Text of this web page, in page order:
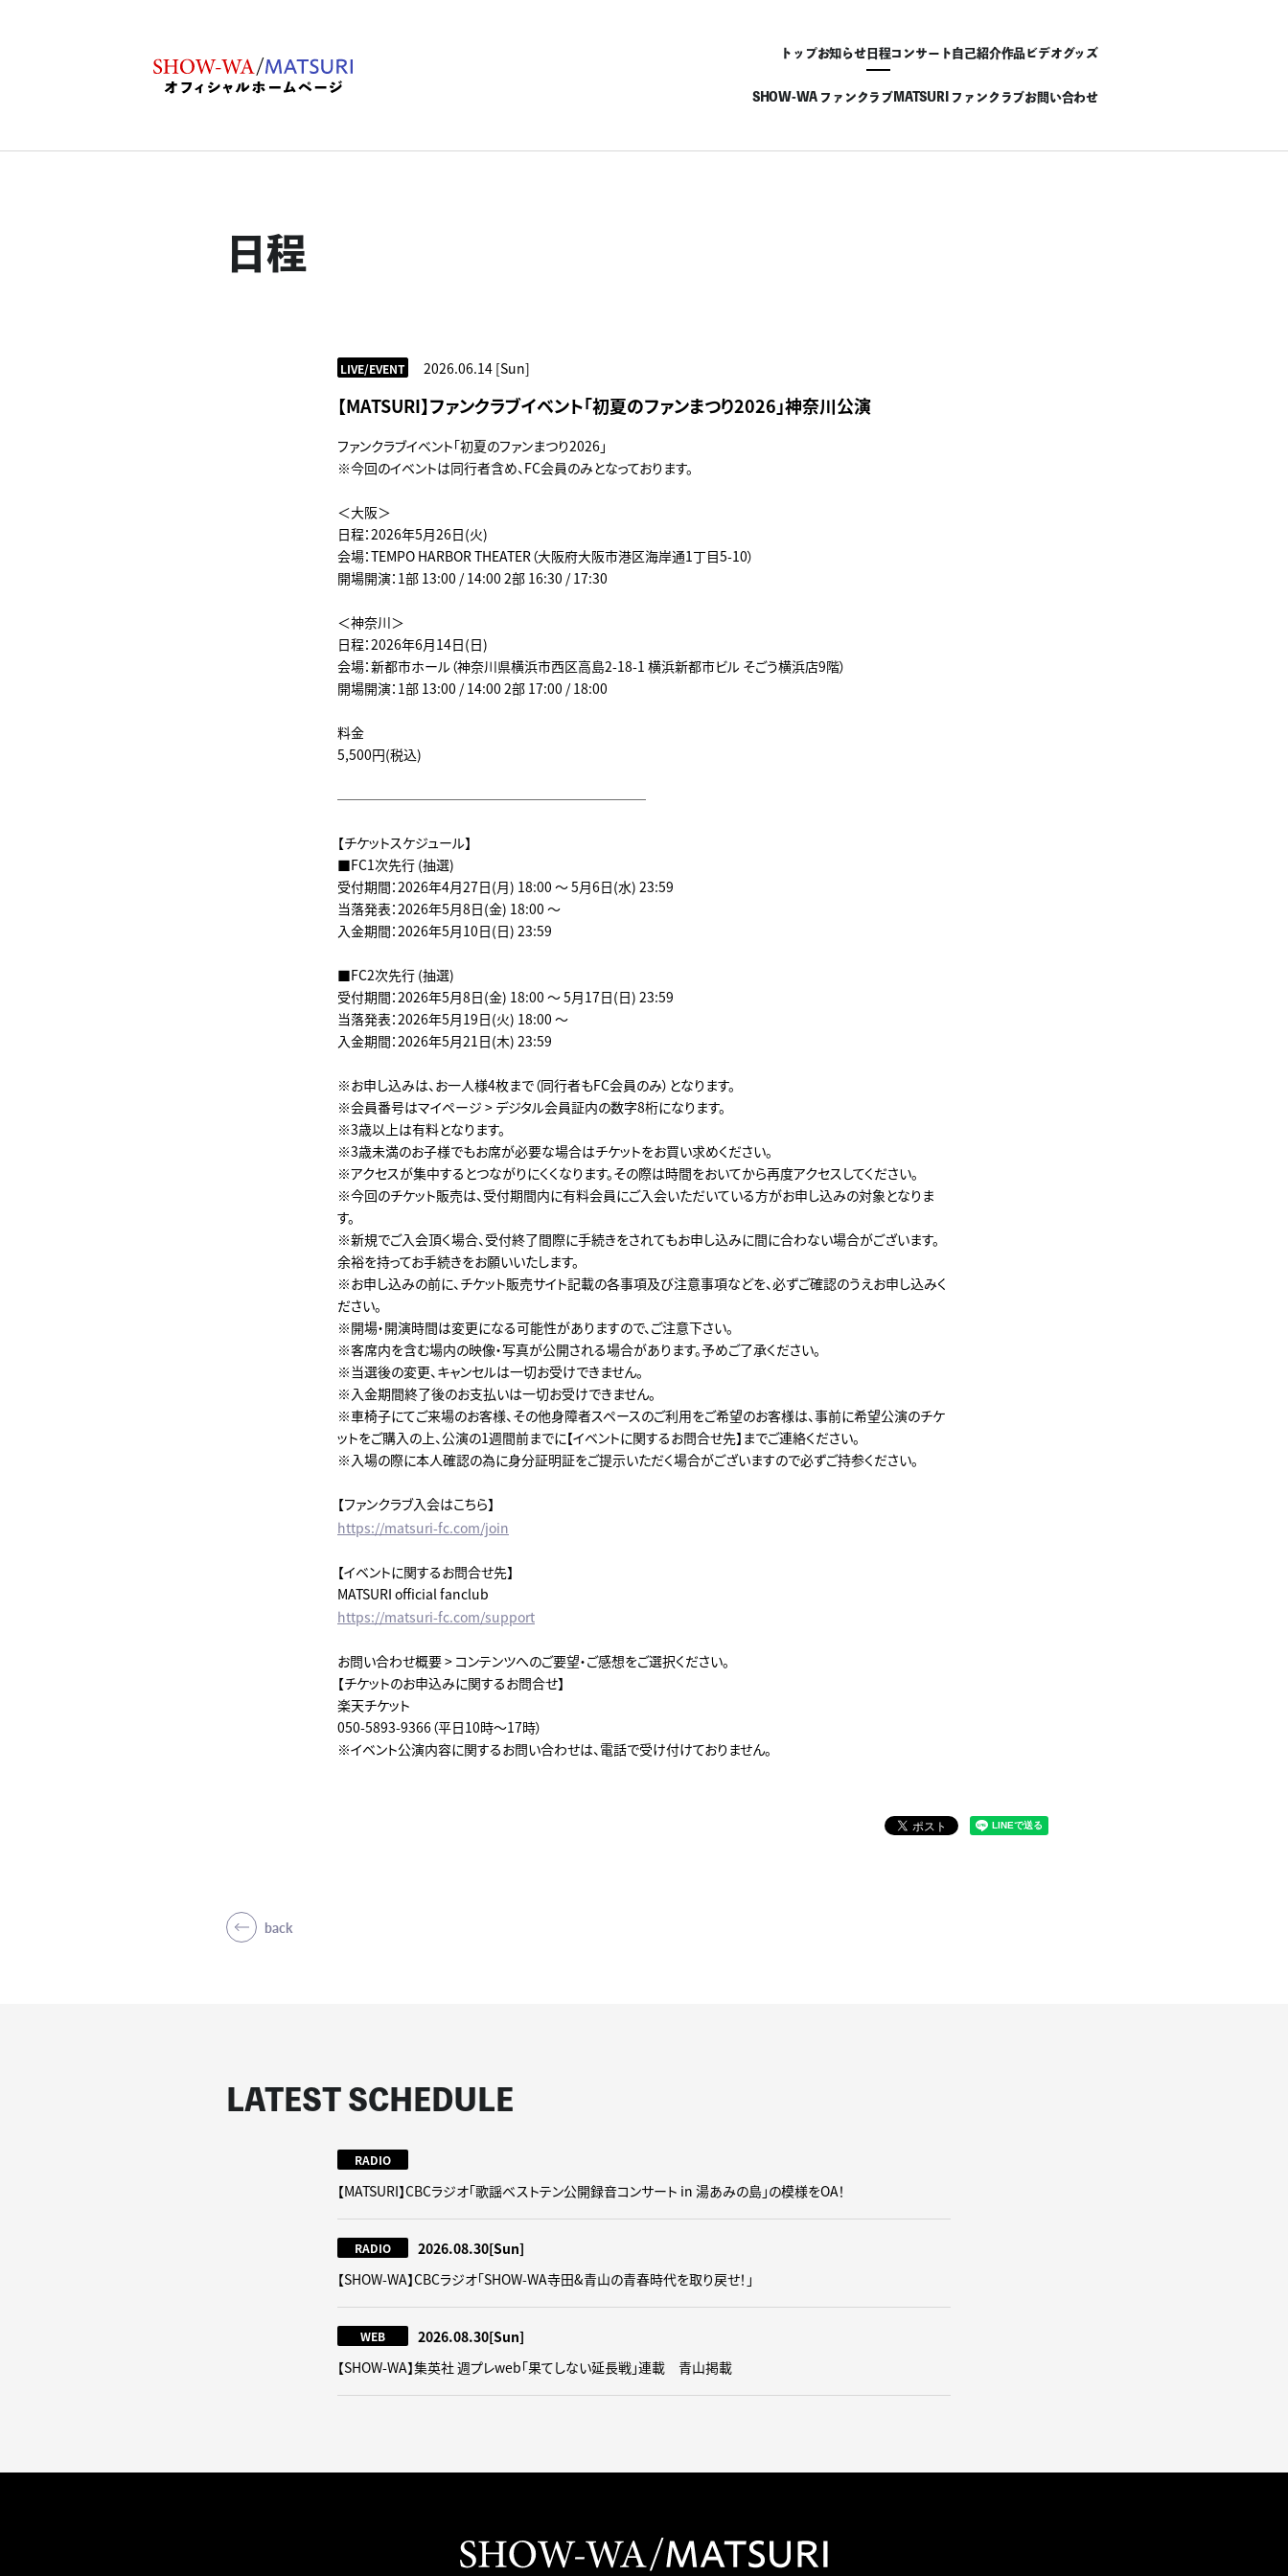
トップお知らせ日程コンサート自己紹介作品ビデオグッズ
SHOW-WA ファンクラブMATSURI ファンクラブお問い合わせ
日程
2026.06.14 [Sun]
LIVE/EVENT
【MATSURI】ファンクラブイベント「初夏のファンまつり2026」神奈川公演
ファンクラブイベント「初夏のファンまつり2026」
※今回のイベントは同行者含め、FC会員のみとなっております。
＜大阪＞
日程：2026年5月26日(火)
会場：TEMPO HARBOR THEATER（大阪府大阪市港区海岸通1丁目5-10）
開場開演：1部 13:00 / 14:00 2部 16:30 / 17:30
＜神奈川＞
日程：2026年6月14日(日)
会場：新都市ホール（神奈川県横浜市西区高島2-18-1 横浜新都市ビル そごう横浜店9階）
開場開演：1部 13:00 / 14:00 2部 17:00 / 18:00
料金
5,500円(税込)
───────────────────────
【チケットスケジュール】
■FC1次先行 (抽選)
受付期間：2026年4月27日(月) 18:00 ～ 5月6日(水) 23:59
当落発表：2026年5月8日(金) 18:00 ～
入金期間：2026年5月10日(日) 23:59
■FC2次先行 (抽選)
受付期間：2026年5月8日(金) 18:00 ～ 5月17日(日) 23:59
当落発表：2026年5月19日(火) 18:00 ～
入金期間：2026年5月21日(木) 23:59
※お申し込みは、お一人様4枚まで（同行者もFC会員のみ）となります。
※会員番号はマイページ > デジタル会員証内の数字8桁になります。
※3歳以上は有料となります。
※3歳未満のお子様でもお席が必要な場合はチケットをお買い求めください。
※アクセスが集中するとつながりにくくなります。その際は時間をおいてから再度アクセスしてください。
※今回のチケット販売は、受付期間内に有料会員にご入会いただいている方がお申し込みの対象となりま
す。
※新規でご入会頂く場合、受付終了間際に手続きをされてもお申し込みに間に合わない場合がございます。
余裕を持ってお手続きをお願いいたします。
※お申し込みの前に、チケット販売サイト記載の各事項及び注意事項などを、必ずご確認のうえお申し込みく
ださい。
※開場・開演時間は変更になる可能性がありますので、ご注意下さい。
※客席内を含む場内の映像・写真が公開される場合があります。予めご了承ください。
※当選後の変更、キャンセルは一切お受けできません。
※入金期間終了後のお支払いは一切お受けできません。
※車椅子にてご来場のお客様、その他身障者スペースのご利用をご希望のお客様は、事前に希望公演のチケ
ットをご購入の上、公演の1週間前までに【イベントに関するお問合せ先】までご連絡ください。
※入場の際に本人確認の為に身分証明証をご提示いただく場合がございますので必ずご持参ください。
【ファンクラブ入会はこちら】
https://matsuri-fc.com/join
【イベントに関するお問合せ先】
MATSURI official fanclub
https://matsuri-fc.com/support
お問い合わせ概要 > コンテンツへのご要望・ご感想をご選択ください。
【チケットのお申込みに関するお問合せ】
楽天チケット
050-5893-9366（平日10時～17時）
※イベント公演内容に関するお問い合わせは、電話で受け付けておりません。
back
LATEST SCHEDULE
RADIO
【MATSURI】CBCラジオ「歌謡ベストテン公開録音コンサート in 湯あみの島」の模様をOA！
RADIO 2026.08.30[Sun]
【SHOW-WA】CBCラジオ｢SHOW-WA寺田&青山の青春時代を取り戻せ！｣
WEB 2026.08.30[Sun]
【SHOW-WA】集英社 週プレweb｢果てしない延長戦｣連載 青山掲載